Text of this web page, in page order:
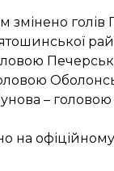
голів
–
на